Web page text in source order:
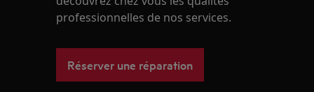
professionnelles de nos services.
Réserver une réparation